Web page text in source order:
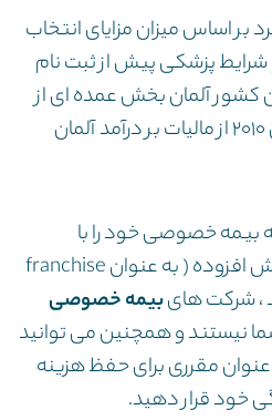
بر اساس میزان مزایای انتخاب
پزشکی پیش از ثبت نام
آلمان بخش عمده ای از
حق بیمه پزشکی فرد از سال 2010 از مالیات بر درآمد آلمان
بیمه خصوصی خود را با
موافقت به یک مالیات بر ارزش افزوده ( به عنوان franchise
شرکت هایبیمه خصوصی
نیستند و همچنین می توانید
عنوان مقرری برای حفظ هزینه
خود قرار دهید.